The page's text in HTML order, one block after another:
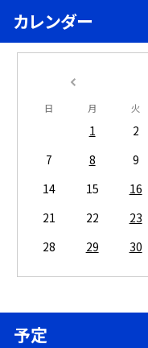
カレンダー
日 月 火
1 2
7
8 9
14
15 16
21
22 23
28
29 30
予定